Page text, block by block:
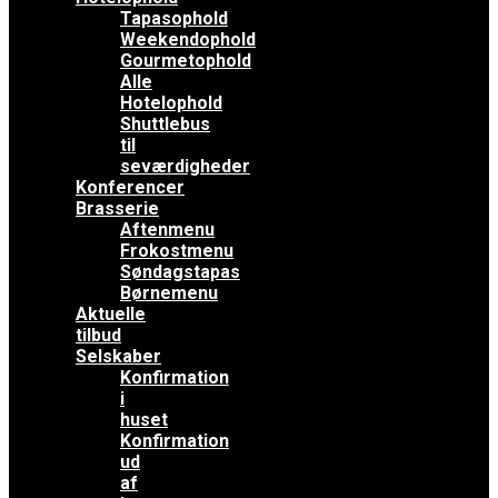
Tapasophold
Weekendophold
Gourmetophold
Alle
Hotelophold
Shuttlebus
til
seværdigheder
Konferencer
Brasserie
Aftenmenu
Frokostmenu
Søndagstapas
Børnemenu
Aktuelle
tilbud
Selskaber
Konfirmation
i
huset
Konfirmation
ud
af